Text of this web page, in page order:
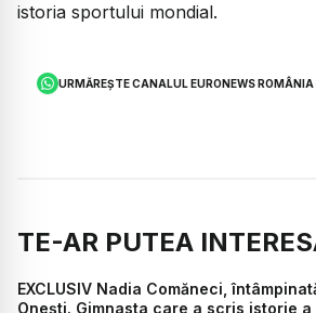
istoria sportului mondial.
URMĂREȘTE CANALUL EURONEWS
TE-AR PUTEA
EXCLUSIV Nadia Comăneci,
Onești. Gimnasta care a scris istorie